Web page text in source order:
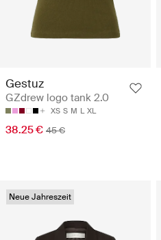
Gestuz
GZdrew logo tank 2.0
XS S M L XL
38.25 € 45 €
Neue Jahreszeit